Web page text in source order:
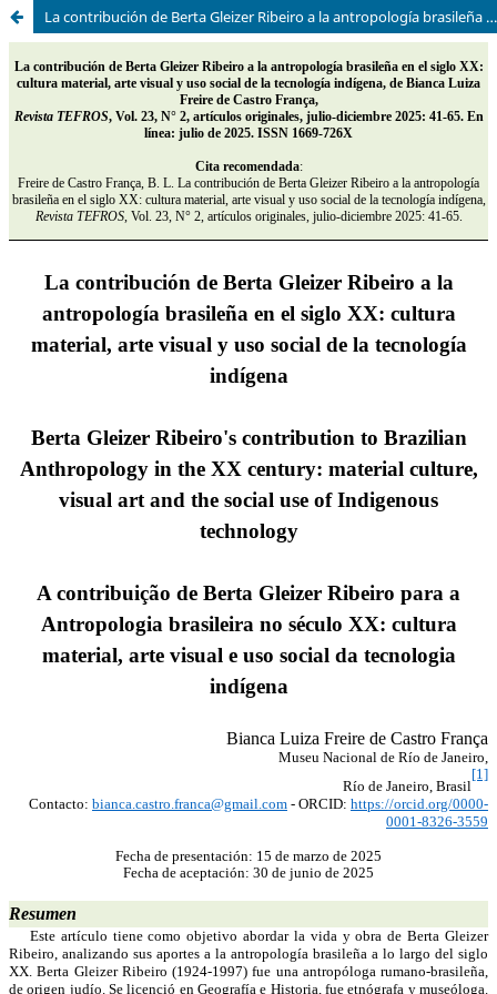
La contribución de Berta Gleizer Ribeiro a la antropología brasileña en el siglo XX: cultura material, arte visual y uso social de la tecnología indígena